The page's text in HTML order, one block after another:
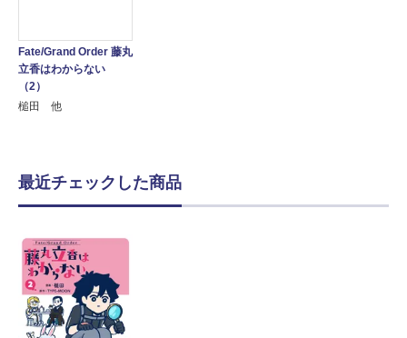
Fate/Grand Order 藤丸
立香はわからない
（2）
槌田 他
最近チェックした商品